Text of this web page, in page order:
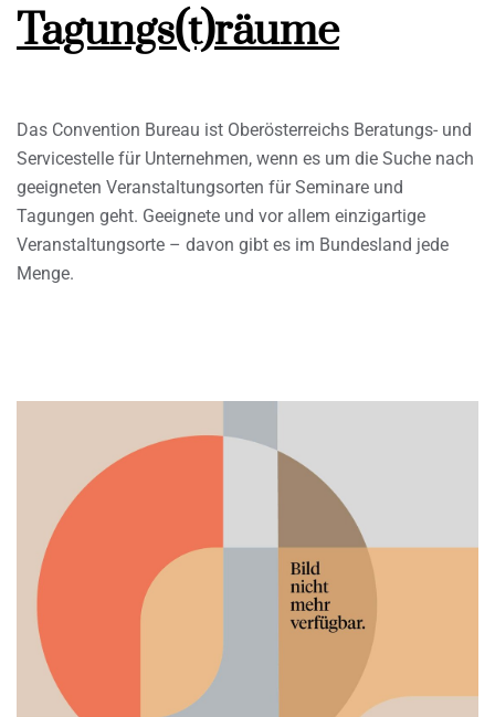
Tagungs(t)räume
Das Convention Bureau ist Oberösterreichs Beratungs- und
Servicestelle für Unternehmen, wenn es um die Suche nach
geeigneten Veranstaltungsorten für Seminare und
Tagungen geht. Geeignete und vor allem einzigartige
Veranstaltungsorte – davon gibt es im Bundesland jede
Menge.